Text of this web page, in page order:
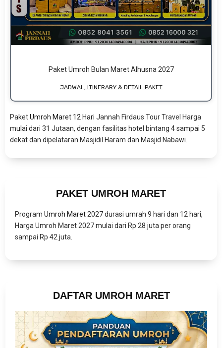
Paket Umroh Bulan Maret Alhusna 2027
JADWAL, ITINERARY & DETAIL PAKET
PaketUmroh Maret 12 Hari Jannah Firdaus Tour Travel Harga
mulai dari 31 Jutaan, dengan fasilitas hotel bintang 4 sampai 5
dekat dan dipelataran Masjidil Haram dan Masjid Nabawi.
PAKET UMROH MARET
Program Umroh Maret2027 durasi umrah 9 hari dan 12 hari,
Harga Umroh Maret 2027 mulai dari Rp 28 juta per orang
sampai Rp 42 juta.
DAFTAR UMROH MARET